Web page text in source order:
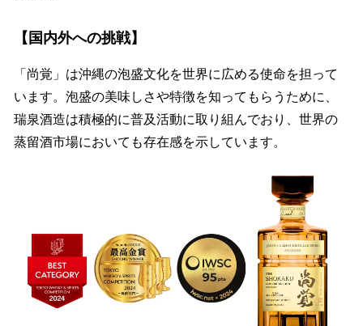
【国内外への挑戦】
「尚覚」は沖縄の泡盛文化を世界に広める使命を担って
います。泡盛の美味しさや特徴を知ってもらうために、
瑞泉酒造は積極的に普及活動に取り組んでおり、世界の
蒸留酒市場においても存在感を示しています。